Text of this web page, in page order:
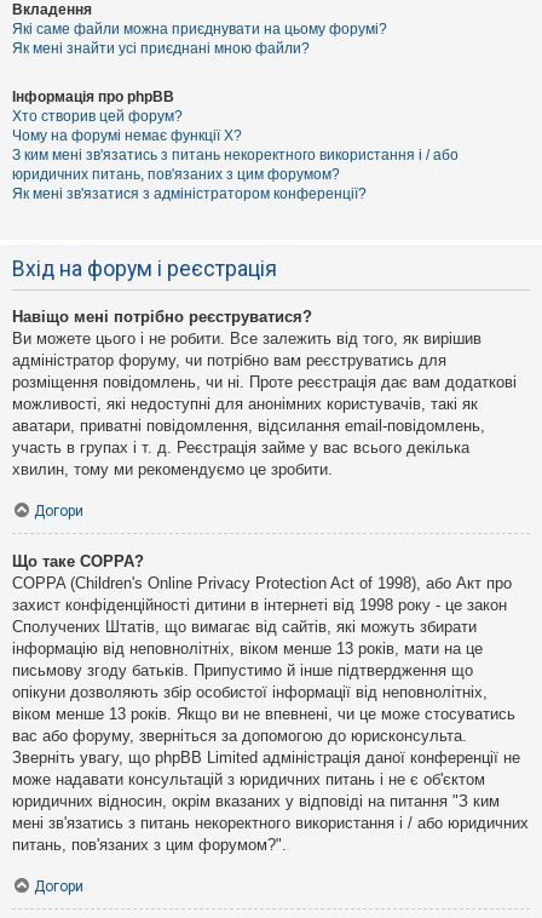
Вкладення
Які саме файли можна приєднувати на цьому форумі?
Як мені знайти усі приєднані мною файли?
Інформація про phpBB
Хто створив цей форум?
Чому на форумі немає функції X?
З ким мені зв'язатись з питань некоректного використання і / або
юридичних питань, пов'язаних з цим форумом?
Як мені зв'язатися з адміністратором конференції?
Вхід на форум і реєстрація
Навіщо мені потрібно реєструватися?
Ви можете цього і не робити. Все залежить від того, як вирішив
адміністратор форуму, чи потрібно вам реєструватись для
розміщення повідомлень, чи ні. Проте реєстрація дає вам додаткові
можливості, які недоступні для анонімних користувачів, такі як
аватари, приватні повідомлення, відсилання email-повідомлень,
участь в групах і т. д. Реєстрація займе у вас всього декілька
хвилин, тому ми рекомендуємо це зробити.
Догори
Що таке COPPA?
COPPA (Children's Online Privacy Protection Act of 1998), або Акт про
захист конфіденційності дитини в інтернеті від 1998 року - це закон
Сполучених Штатів, що вимагає від сайтів, які можуть збирати
інформацію від неповнолітніх, віком менше 13 років, мати на це
письмову згоду батьків. Припустимо й інше підтвердження що
опікуни дозволяють збір особистої інформації від неповнолітніх,
віком менше 13 років. Якщо ви не впевнені, чи це може стосуватись
вас або форуму, зверніться за допомогою до юрисконсульта.
Зверніть увагу, що phpBB Limited адміністрація даної конференції не
може надавати консультацій з юридичних питань і не є об'єктом
юридичних відносин, окрім вказаних у відповіді на питання "З ким
мені зв'язатись з питань некоректного використання і / або юридичних
питань, пов'язаних з цим форумом?".
Догори